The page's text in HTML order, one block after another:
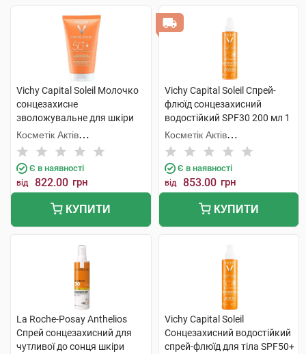
Vichy Capital Soleil Молочко
сонцезахисне
зволожувальне для шкіри
обличчя та тіла дітей та
дорослих SPF50+ 150 мл 1
туба
Косметік Актів
Інтернаціональ
Є в наявності
від 822.00 грн
КУПИТИ
Vichy Capital Soleil Спрей-
флюїд сонцезахисний
водостійкий SPF30 200 мл 1
флакон
Косметік Актів
Інтернаціональ
Є в наявності
від 853.00 грн
КУПИТИ
La Roche-Posay Anthelios
Спрей сонцезахисний для
чутливої до сонця шкіри
Vichy Capital Soleil
Сонцезахисний водостійкий
спрей-флюїд для тіла SPF50+